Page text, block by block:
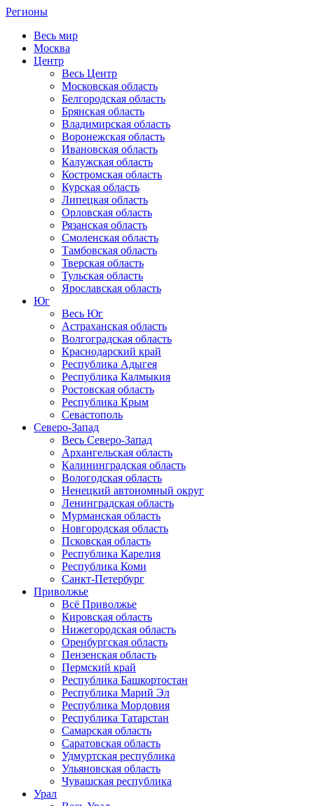
Регионы
Весь мир
Москва
Центр
Весь Центр
Московская область
Белгородская область
Брянская область
Владимирская область
Воронежская область
Ивановская область
Калужская область
Костромская область
Курская область
Липецкая область
Орловская область
Рязанская область
Смоленская область
Тамбовская область
Тверская область
Тульская область
Ярославская область
Юг
Весь Юг
Астраханская область
Волгоградская область
Краснодарский край
Республика Адыгея
Республика Калмыкия
Ростовская область
Республика Крым
Севастополь
Северо-Запад
Весь Северо-Запад
Архангельская область
Калининградская область
Вологодская область
Ненецкий автономный округ
Ленинградская область
Мурманская область
Новгородская область
Псковская область
Республика Карелия
Республика Коми
Санкт-Петербург
Приволжье
Всё Приволжье
Кировская область
Нижегородская область
Оренбургская область
Пензенская область
Пермский край
Республика Башкортостан
Республика Марий Эл
Республика Мордовия
Республика Татарстан
Самарская область
Саратовская область
Удмуртская республика
Ульяновская область
Чувашская республика
Урал